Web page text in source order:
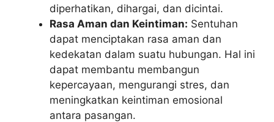
diperhatikan, dihargai, dan dicintai.
Rasa Aman dan Keintiman: Sentuhan
dapat menciptakan rasa aman dan
kedekatan dalam suatu hubungan. Hal ini
dapat membantu membangun
kepercayaan, mengurangi stres, dan
meningkatkan keintiman emosional
antara pasangan.